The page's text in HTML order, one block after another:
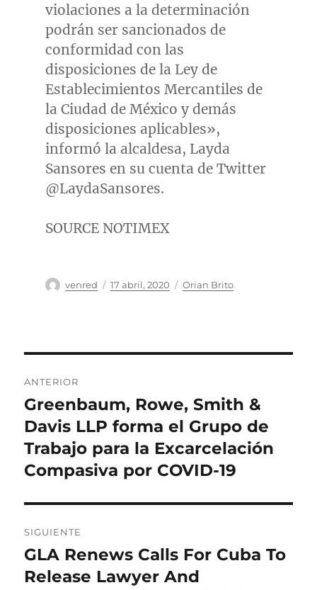
violaciones a la determinación
podrán ser sancionados de
conformidad con las
disposiciones de la Ley de
Establecimientos Mercantiles de
la Ciudad de México y demás
disposiciones aplicables»,
informó la alcaldesa, Layda
Sansores en su cuenta de Twitter
@LaydaSansores.
SOURCE NOTIMEX
Autor
venred
Publicado
17 abril, 2020 Categorías
Orian Brito
de
entradas
ANTERIOR
Entrada
anterior:
Greenbaum, Rowe, Smith &
Davis LLP forma el Grupo de
Trabajo para la Excarcelación
Compasiva por COVID-19
SIGUIENTE
Entrada
siguiente:
GLA Renews Calls For Cuba To
Release Lawyer And